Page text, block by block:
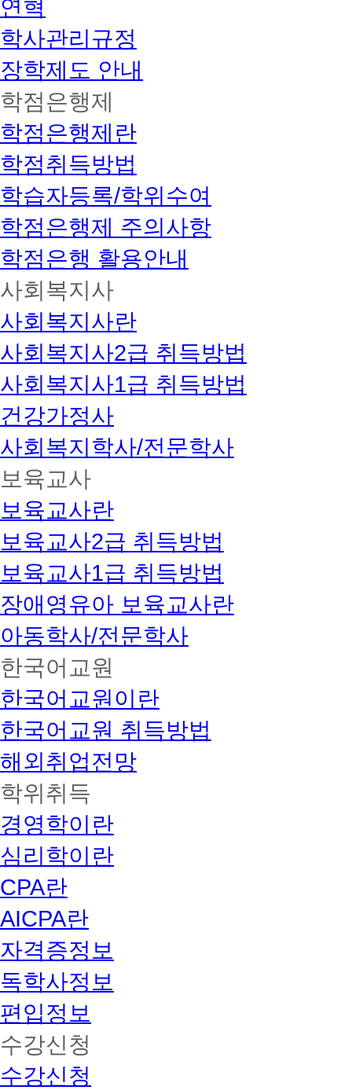
연혁
학사관리규정
장학제도 안내
학점은행제
학점은행제란
학점취득방법
학습자등록/학위수여
학점은행제 주의사항
학점은행 활용안내
사회복지사
사회복지사란
사회복지사2급 취득방법
사회복지사1급 취득방법
건강가정사
사회복지학사/전문학사
보육교사
보육교사란
보육교사2급 취득방법
보육교사1급 취득방법
장애영유아 보육교사란
아동학사/전문학사
한국어교원
한국어교원이란
한국어교원 취득방법
해외취업전망
학위취득
경영학이란
심리학이란
CPA란
AICPA란
자격증정보
독학사정보
편입정보
수강신청
수강신청